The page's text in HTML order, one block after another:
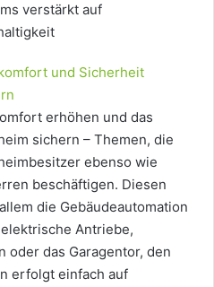
verstärkt auf
und Sicherheit
erhöhen und das
sichern – Themen, die
ebenso wie
beschäftigen. Diesen
die Gebäudeautomation
Antriebe,
oder das Garagentor, den
erfolgt einfach auf